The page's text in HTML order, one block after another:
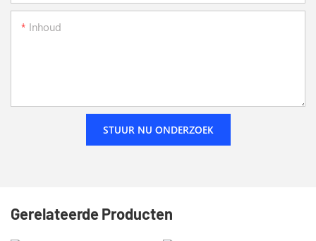
Inhoud
STUUR NU ONDERZOEK
Gerelateerde Producten